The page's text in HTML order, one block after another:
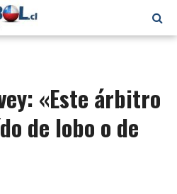
«Este árbitro
de lobo o de